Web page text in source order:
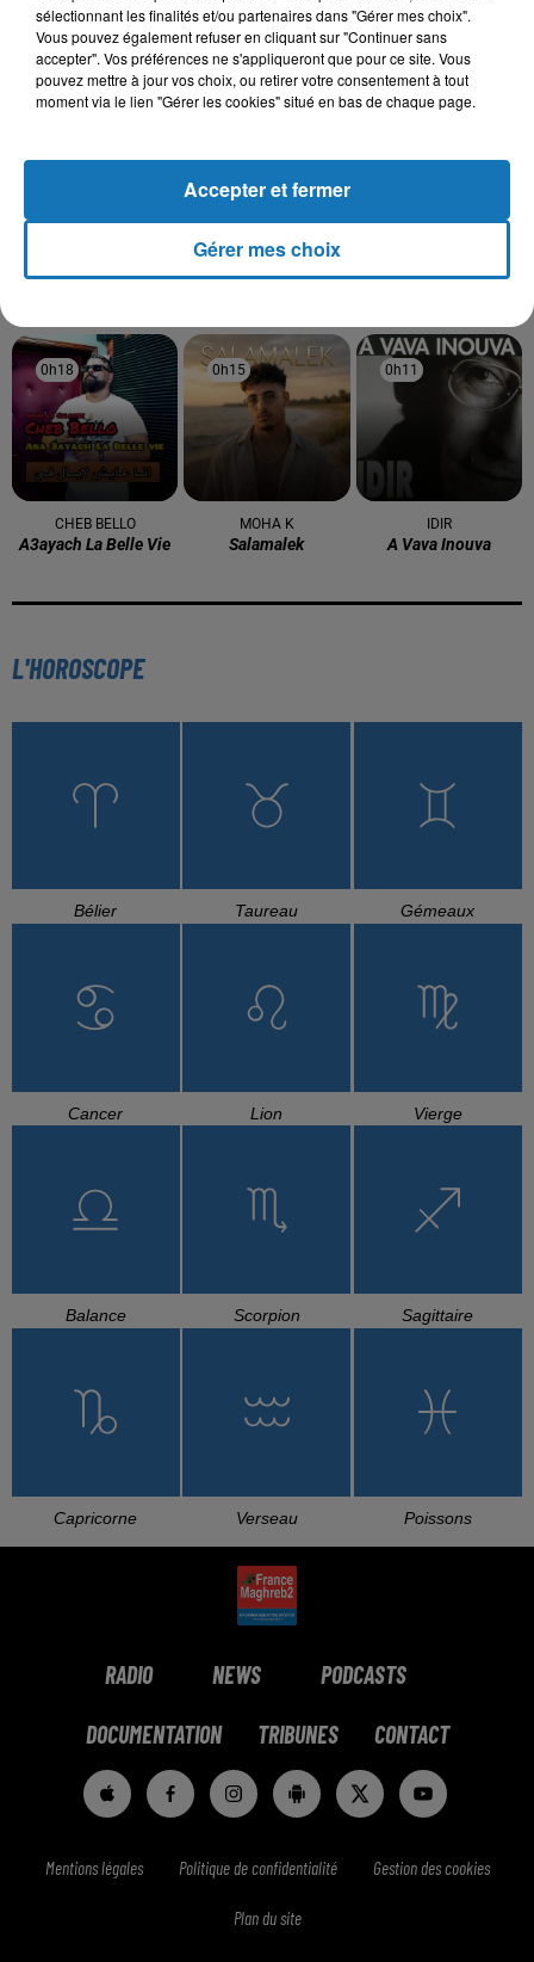
22 décembre 2025
Couscous de saison : marché local et cuisine du
Maghreb
TITRES DIFFUSÉS
0h18
0h18
CHEB BELLO
A3ayach La Belle Vie
0h15
0h15
MOHA K
Salamalek
0h11
0h11
IDIR
A Vava Inouva
L'HOROSCOPE
Bélier Taureau Gémeaux
Cancer Lion Vierge
Balance Scorpion Sagittaire
Capricorne Verseau Poissons
RADIO NEWS PODCASTS
DOCUMENTATION TRIBUNES CONTACT
Mentions légales Politique de confidentialité Gestion des cookies
Plan du site
sélectionnant les finalités et/ou partenaires dans "Gérer mes choix".
Vous pouvez également refuser en cliquant sur "Continuer sans
accepter". Vos préférences ne s'appliqueront que pour ce site. Vous
pouvez mettre à jour vos choix, ou retirer votre consentement à tout
moment via le lien "Gérer les cookies" situé en bas de chaque page.
Gérer mes choix
Accepter et fermer